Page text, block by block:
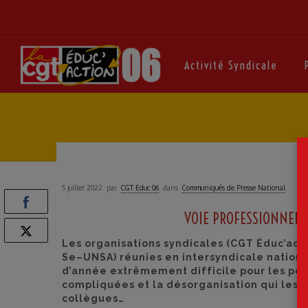
Activité Syndicale
5 juillet 2022 par CGT·Educ 06 dans Communiqués de Presse National
VOIE
Les organisations syndicales (CGT É
Se–UNSA) réunies en intersyndicale
d’année extrêmement difficile pour les
compliquées et la désorganisation qui les
collègues…